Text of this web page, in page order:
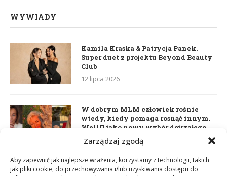
Zarządzaj zgodą
Aby zapewnić jak najlepsze wrażenia, korzystamy z technologii, takich
jak pliki cookie, do przechowywania i/lub uzyskiwania dostępu do
WYWIADY
Kamila Kraska & Patrycja Panek.
Super duet z projektu Beyond Beauty
Club
12 lipca 2026
W dobrym MLM człowiek rośnie
wtedy, kiedy pomaga rosnąć innym.
WellU jako nowy wybór dojrzałego